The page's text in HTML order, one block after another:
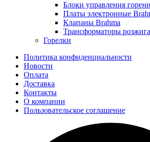
Блоки управления
Платы электронные
Клапаны Brahma
Трансформаторы
Горелки
Политика конфиденциальности
Новости
Оплата
Доставка
Контакты
О компании
Пользовательское соглашение